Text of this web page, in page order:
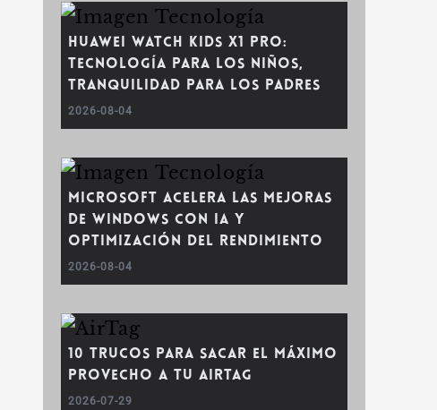
Huawei WATCH Kids X1 Pro:
tecnología para los niños,
tranquilidad para los padres
2026-08-04
Microsoft acelera las mejoras
de Windows con IA y
optimización del rendimiento
2026-08-04
10 trucos para sacar el máximo
provecho a tu AirTag
2026-07-29